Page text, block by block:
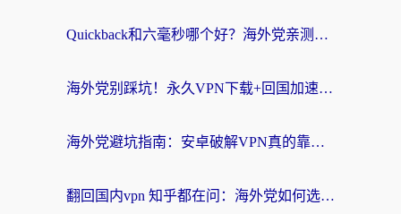
Quickback和六毫秒哪个好？海外党亲测：选对回国加速器，无缝刷剧办公不再愁
海外党别踩坑！永久VPN下载+回国加速器选择指南，无缝刷国内剧游戏支付
海外党避坑指南：安卓破解VPN真的靠谱吗？教你选对回国加速器无缝刷国内资源
翻回国内vpn 知乎都在问：海外党如何选对加速器，无缝刷剧打游戏？